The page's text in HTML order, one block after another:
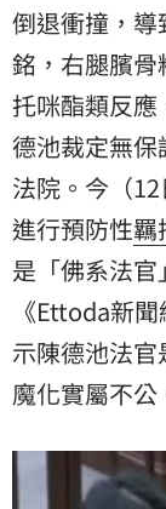
倒退衝撞，
銘 ，右腿臏
托咪酯類反應
德池裁定無
法院。今（
進行預防性羈
是「佛系法
《Ettoda新
示陳德池法
魔化實屬不公